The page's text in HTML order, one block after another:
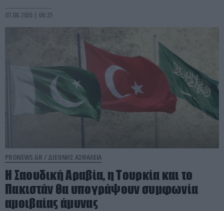
07.08.2026 | 06:25
PRONEWS.GR / ΔΙΕΘΝΗΣ ΑΣΦΑΛΕΙΑ
Η Σαουδική Αραβία, η Τουρκία και το
Πακιστάν θα υπογράψουν συμφωνία
αμοιβαίας άμυνας